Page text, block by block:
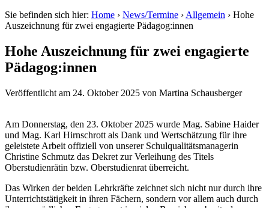
Sie befinden sich hier: Home › News/Termine › Allgemein › Hohe
Auszeichnung für zwei engagierte Pädagog:innen
Hohe Auszeichnung für zwei engagierte
Pädagog:innen
Veröffentlicht am 24. Oktober 2025 von Martina Schausberger
Am Donnerstag, den 23. Oktober 2025 wurde Mag. Sabine Haider
und Mag. Karl Hirnschrott als Dank und Wertschätzung für ihre
geleistete Arbeit offiziell von unserer Schulqualitätsmanagerin
Christine Schmutz das Dekret zur Verleihung des Titels
Oberstudienrätin bzw. Oberstudienrat überreicht.
Das Wirken der beiden Lehrkräfte zeichnet sich nicht nur durch ihre
Unterrichtstätigkeit in ihren Fächern, sondern vor allem auch durch